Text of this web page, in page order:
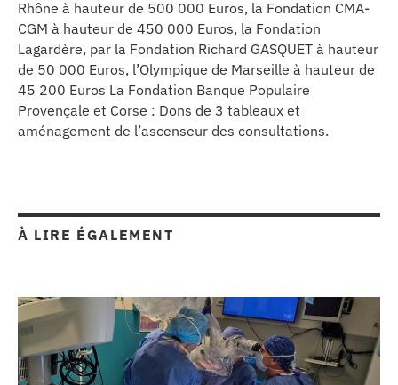
Rhône à hauteur de 500 000 Euros, la Fondation CMA-
CGM à hauteur de 450 000 Euros, la Fondation
Lagardère, par la Fondation Richard GASQUET à hauteur
de 50 000 Euros, l’Olympique de Marseille à hauteur de
45 200 Euros La Fondation Banque Populaire
Provençale et Corse : Dons de 3 tableaux et
aménagement de l’ascenseur des consultations.
À LIRE ÉGALEMENT